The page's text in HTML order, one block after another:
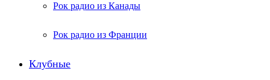
Рок радио из Канады
Рок радио из Франции
Клубные